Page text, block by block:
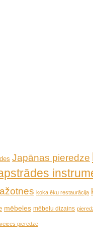
Japānas pieredze
koka ēku restaurācija
mēbeles mēbeļu dizains
pieredze